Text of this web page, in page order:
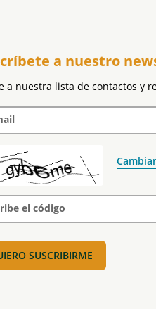
a nuestro
a nuestra lista de contactos y
el código